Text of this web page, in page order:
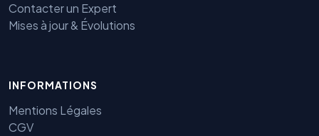
Contacter un Expert
Mises à jour & Évolutions
INFORMATIONS
Mentions Légales
CGV